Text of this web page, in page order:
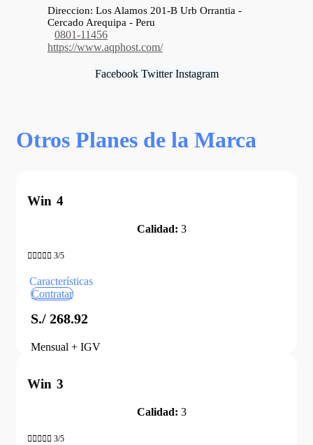
Direccion: Los Alamos 201-B Urb Orrantia -
Cercado Arequipa - Peru
0801-11456
https://www.aqphost.com/
Facebook Twitter Instagram
Otros Planes de la Marca
Win 4
Calidad: 3
 3/5
Características
Contratar
S./ 268.92
Mensual + IGV
Win 3
Calidad: 3
 3/5